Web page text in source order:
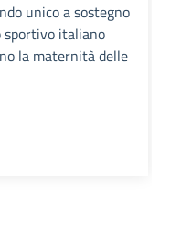
unico a sostegno
sportivo italiano
la maternità delle